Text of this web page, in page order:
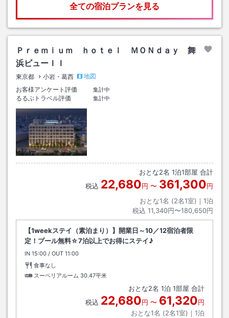
全ての宿泊プランを見る
Ｐｒｅｍｉｕｍ ｈｏｔｅｌ ＭＯＮｄａｙ 舞
浜ビューＩＩ
東京都 小岩・葛西
地図
お客様アンケート評価
集計中
るるぶトラベル評価 集計中
おとな2名 1泊1部屋 合計
税込 22,680円 〜 361,300円
おとな1名 (2名1室)｜ 1泊
税込 11,340円〜180,650円
【1weekステイ（素泊まり）】開業日～10／12宿泊者限
定！プール無料☆7泊以上でお得にステイ♪
IN チェックイン
15:00 / OUT チェックアウト
11:00
食事なし
スーペリアルーム 30.47平米
おとな2名 1泊 1部屋 合計
税込 22,680円 〜 61,320円
おとな1名 (2名1室)｜ 1泊